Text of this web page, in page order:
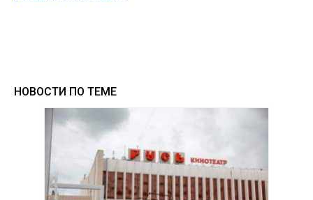
НОВОСТИ ПО ТЕМЕ